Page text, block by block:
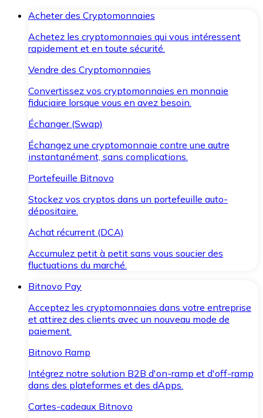
Acheter des Cryptomonnaies
Achetez les cryptomonnaies qui vous intéressent
rapidement et en toute sécurité.
Vendre des Cryptomonnaies
Convertissez vos cryptomonnaies en monnaie
fiduciaire lorsque vous en avez besoin.
Échanger (Swap)
Échangez une cryptomonnaie contre une autre
instantanément, sans complications.
Portefeuille Bitnovo
Stockez vos cryptos dans un portefeuille auto-
dépositaire.
Achat récurrent (DCA)
Accumulez petit à petit sans vous soucier des
fluctuations du marché.
Bitnovo Pay
Acceptez les cryptomonnaies dans votre entreprise
et attirez des clients avec un nouveau mode de
paiement.
Bitnovo Ramp
Intégrez notre solution B2B d'on-ramp et d'off-ramp
dans des plateformes et des dApps.
Cartes-cadeaux Bitnovo